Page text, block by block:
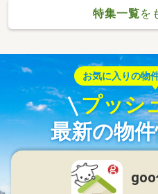
特集一覧を
お気に入りの物
プッシ
最新の物